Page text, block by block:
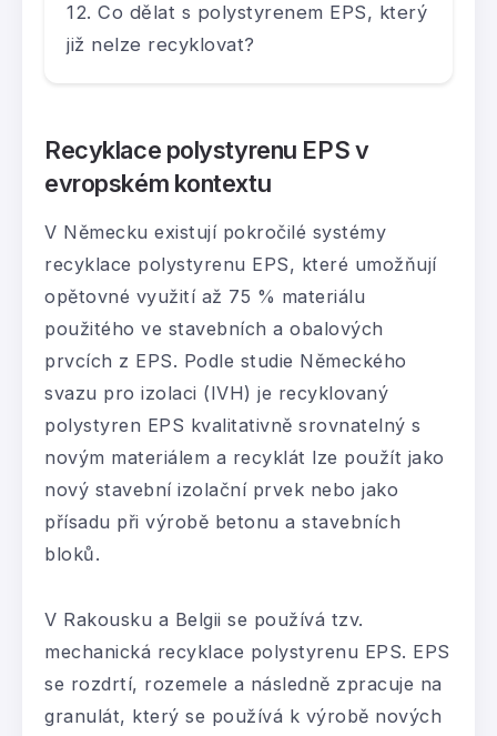
Co dělat s polystyrenem EPS, který
již nelze recyklovat?
Recyklace polystyrenu EPS v
evropském kontextu
V Německu existují pokročilé systémy
recyklace polystyrenu EPS, které umožňují
opětovné využití až 75 % materiálu
použitého ve stavebních a obalových
prvcích z EPS. Podle studie Německého
svazu pro izolaci (IVH) je recyklovaný
polystyren EPS kvalitativně srovnatelný s
novým materiálem a recyklát lze použít jako
nový stavební izolační prvek nebo jako
přísadu při výrobě betonu a stavebních
bloků.
V Rakousku a Belgii se používá tzv.
mechanická recyklace polystyrenu EPS. EPS
se rozdrtí, rozemele a následně zpracuje na
granulát, který se používá k výrobě nových